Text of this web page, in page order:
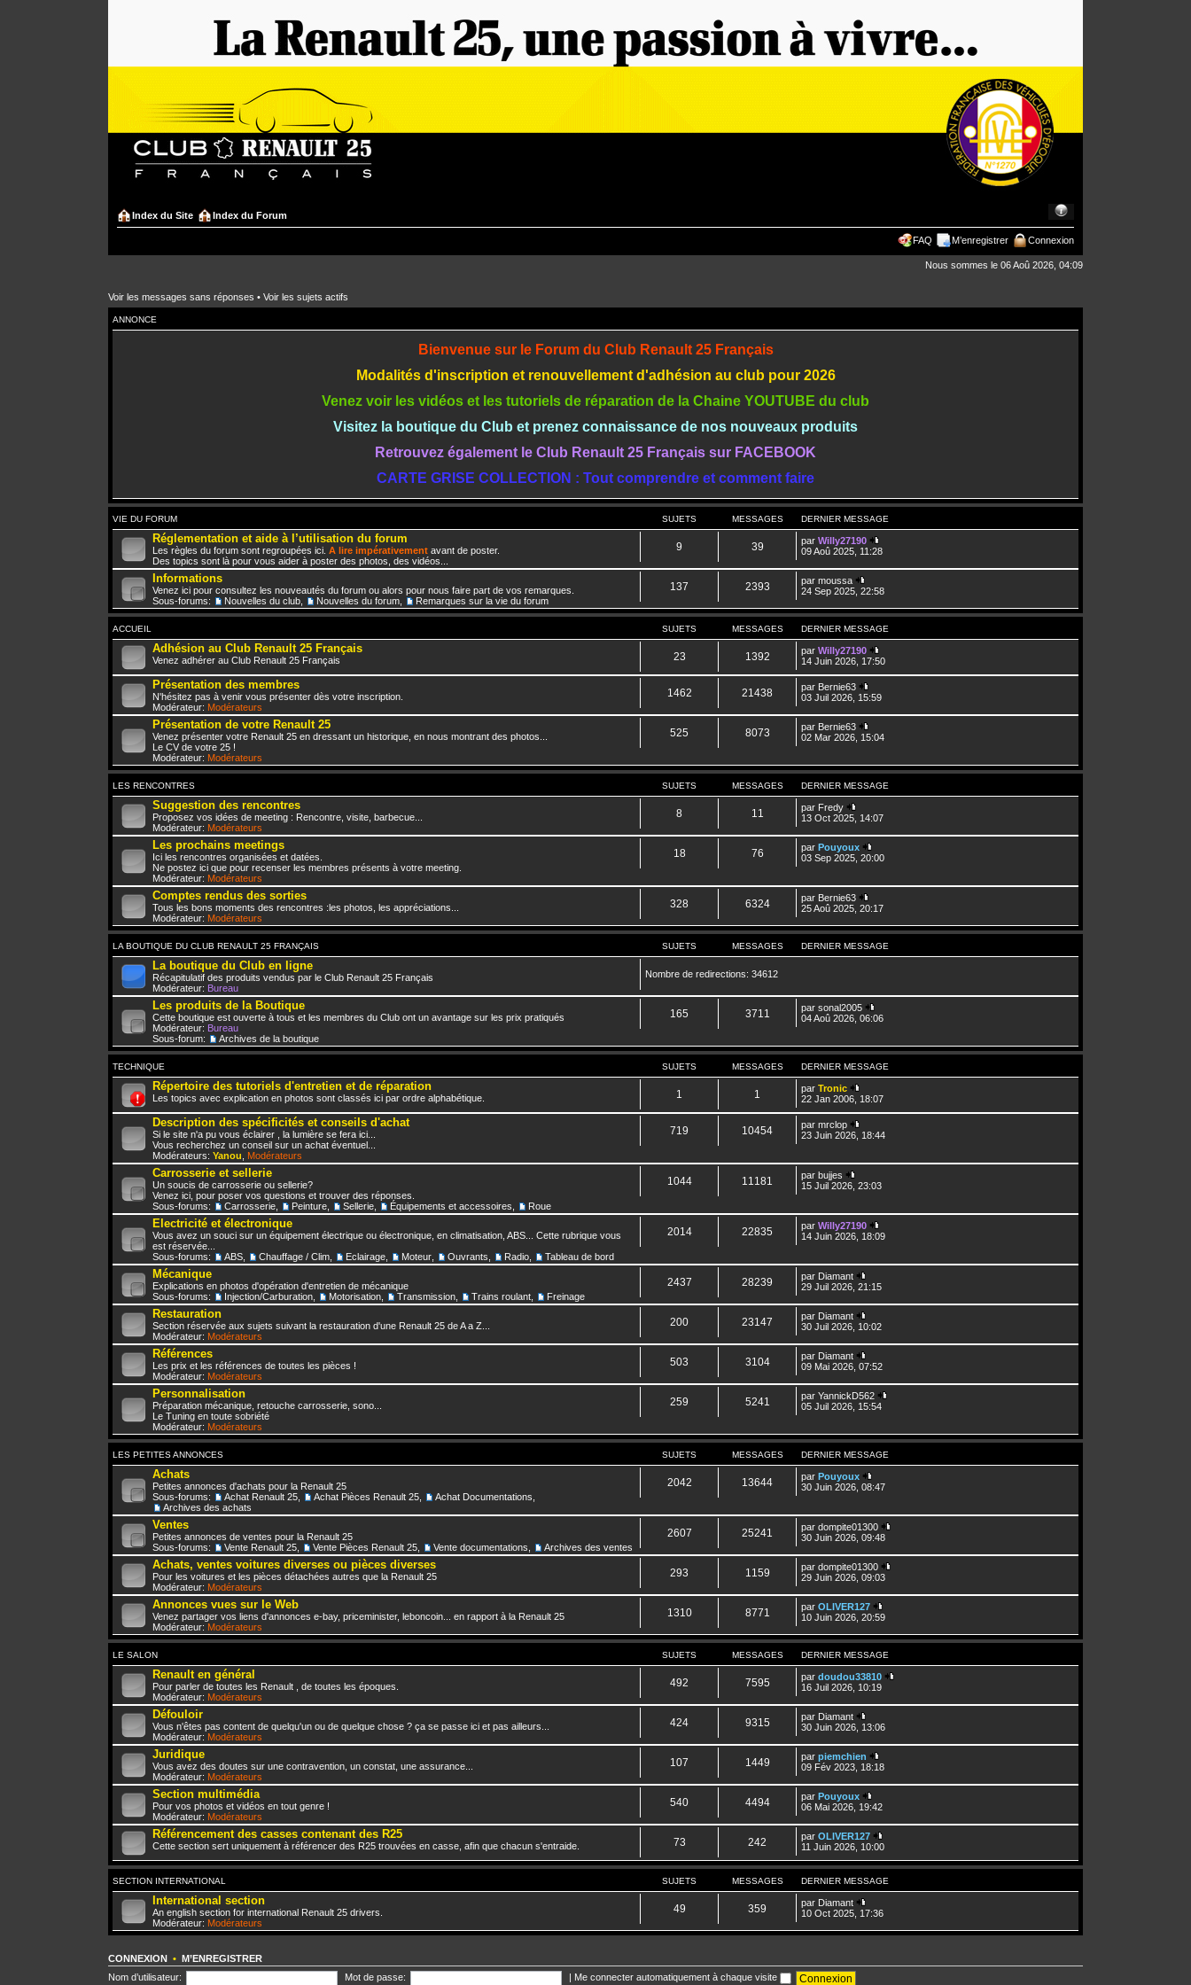
Index du Site Index du Forum
FAQ M’enregistrer Connexion
Nous sommes le 06 Aoû 2026, 04:09
Voir les messages sans réponses • Voir les sujets actifs
ANNONCE
Bienvenue sur le Forum du Club Renault 25 Français
Modalités d'inscription et renouvellement d'adhésion au club pour 2026
Venez voir les vidéos et les tutoriels de réparation de la Chaine YOUTUBE du club
Visitez la boutique du Club et prenez connaissance de nos nouveaux produits
Retrouvez également le Club Renault 25 Français sur FACEBOOK
CARTE GRISE COLLECTION : Tout comprendre et comment faire
VIE DU FORUM SUJETS MESSAGES DERNIER MESSAGE
Réglementation et aide à l’utilisation du forum
Les règles du forum sont regroupées ici. A lire impérativement avant de poster.
Des topics sont là pour vous aider à poster des photos, des vidéos...
9 39 parWilly27190
09 Aoû 2025, 11:28
Informations
Venez ici pour consultez les nouveautés du forum ou alors pour nous faire part de vos remarques.
Sous-forums:
Nouvelles du club Nouvelles du forum Remarques sur la vie du forum
137 2393 parmoussa
24 Sep 2025, 22:58
ACCUEIL SUJETS MESSAGES DERNIER MESSAGE
Adhésion au Club Renault 25 Français
Venez adhérer au Club Renault 25 Français 23 1392 parWilly27190
14 Juin 2026, 17:50
Présentation des membres
N'hésitez pas à venir vous présenter dès votre inscription.
Modérateur: Modérateurs
1462 21438 par Bernie63
03 Juil 2026, 15:59
Présentation de votre Renault 25
Venez présenter votre Renault 25 en dressant un historique, en nous montrant des photos...
Le CV de votre 25 !
Modérateur: Modérateurs
525 8073 par Bernie63
02 Mar 2026, 15:04
LES RENCONTRES SUJETS MESSAGES DERNIER MESSAGE
Suggestion des rencontres
Proposez vos idées de meeting : Rencontre, visite, barbecue...
Modérateur: Modérateurs
8 11 par Fredy
13 Oct 2025, 14:07
Les prochains meetings
Ici les rencontres organisées et datées.
Ne postez ici que pour recenser les membres présents à votre meeting.
Modérateur: Modérateurs
18 76 parPouyoux
03 Sep 2025, 20:00
Comptes rendus des sorties
Tous les bons moments des rencontres :les photos, les appréciations...
Modérateur: Modérateurs
328 6324 par Bernie63
25 Aoû 2025, 20:17
LA BOUTIQUE DU CLUB RENAULT 25 FRANÇAIS SUJETS MESSAGES DERNIER MESSAGE
La boutique du Club en ligne
Récapitulatif des produits vendus par le Club Renault 25 Français
Modérateur: Bureau
Nombre de redirections: 34612
Les produits de la Boutique
Cette boutique est ouverte à tous et les membres du Club ont un avantage sur les prix pratiqués
Modérateur: Bureau
Sous-forum:
Archives de la boutique
165 3711 parsonal2005
04 Aoû 2026, 06:06
TECHNIQUE SUJETS MESSAGES DERNIER MESSAGE
Répertoire des tutoriels d'entretien et de réparation
Les topics avec explication en photos sont classés ici par ordre alphabétique. 1 1 parTronic
22 Jan 2006, 18:07
Description des spécificités et conseils d'achat
Si le site n'a pu vous éclairer , la lumière se fera ici...
Vous recherchez un conseil sur un achat éventuel...
Modérateurs: Yanou Modérateurs
719 10454 parmrclop
23 Juin 2026, 18:44
Carrosserie et sellerie
Un soucis de carrosserie ou sellerie?
Venez ici, pour poser vos questions et trouver des réponses.
Sous-forums:
Carrosserie Peinture Sellerie Équipements et accessoires Roue
1044 11181 parbujjes
15 Juil 2026, 23:03
Electricité et électronique
Vous avez un souci sur un équipement électrique ou électronique, en climatisation, ABS... Cette rubrique vous
est réservée...
Sous-forums:
ABS Chauffage / Clim Eclairage Moteur Ouvrants Radio Tableau de bord
2014 22835 parWilly27190
14 Juin 2026, 18:09
Mécanique
Explications en photos d'opération d'entretien de mécanique
Sous-forums:
Injection/Carburation Motorisation Transmission Trains roulant Freinage
2437 28239 par Diamant
29 Juil 2026, 21:15
Restauration
Section réservée aux sujets suivant la restauration d'une Renault 25 de A a Z...
Modérateur: Modérateurs
200 23147 par Diamant
30 Juil 2026, 10:02
Références
Les prix et les références de toutes les pièces !
Modérateur: Modérateurs
503 3104 par Diamant
09 Mai 2026, 07:52
Personnalisation
Préparation mécanique, retouche carrosserie, sono...
Le Tuning en toute sobriété
Modérateur: Modérateurs
259 5241 parYannickD562
05 Juil 2026, 15:54
LES PETITES ANNONCES SUJETS MESSAGES DERNIER MESSAGE
Achats
Petites annonces d'achats pour la Renault 25
Sous-forums:
Achat Renault 25 Achat Pièces Renault 25 Achat Documentations
Archives des achats
2042 13644 parPouyoux
30 Juin 2026, 08:47
Ventes
Petites annonces de ventes pour la Renault 25
Sous-forums:
Vente Renault 25 Vente Pièces Renault 25 Vente documentations Archives des ventes
2607 25241 pardompite01300
30 Juin 2026, 09:48
Achats, ventes voitures diverses ou pièces diverses
Pour les voitures et les pièces détachées autres que la Renault 25
Modérateur: Modérateurs
293 1159 pardompite01300
29 Juin 2026, 09:03
Annonces vues sur le Web
Venez partager vos liens d'annonces e-bay, priceminister, leboncoin... en rapport à la Renault 25
Modérateur: Modérateurs
1310 8771 parOLIVER127
10 Juin 2026, 20:59
LE SALON SUJETS MESSAGES DERNIER MESSAGE
Renault en général
Pour parler de toutes les Renault , de toutes les époques.
Modérateur: Modérateurs
492 7595 pardoudou33810
16 Juil 2026, 10:19
Défouloir
Vous n'êtes pas content de quelqu'un ou de quelque chose ? ça se passe ici et pas ailleurs...
Modérateur: Modérateurs
424 9315 par Diamant
30 Juin 2026, 13:06
Juridique
Vous avez des doutes sur une contravention, un constat, une assurance...
Modérateur: Modérateurs
107 1449 parpiemchien
09 Fév 2023, 18:18
Section multimédia
Pour vos photos et vidéos en tout genre !
Modérateur: Modérateurs
540 4494 parPouyoux
06 Mai 2026, 19:42
Référencement des casses contenant des R25
Cette section sert uniquement à référencer des R25 trouvées en casse, afin que chacun s'entraide. 73 242 parOLIVER127
11 Juin 2026, 10:00
SECTION INTERNATIONAL SUJETS MESSAGES DERNIER MESSAGE
International section
An english section for international Renault 25 drivers.
Modérateur: Modérateurs
49 359 par Diamant
10 Oct 2025, 17:36
CONNEXION • M’ENREGISTRER
Nom d’utilisateur:
Mot de passe: Me connecter automatiquement à chaque visite